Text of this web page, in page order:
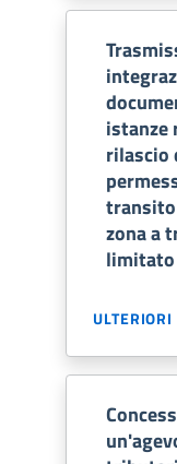
istanze
rilascio
zona a
limitato